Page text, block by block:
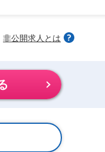
非公開求人とは